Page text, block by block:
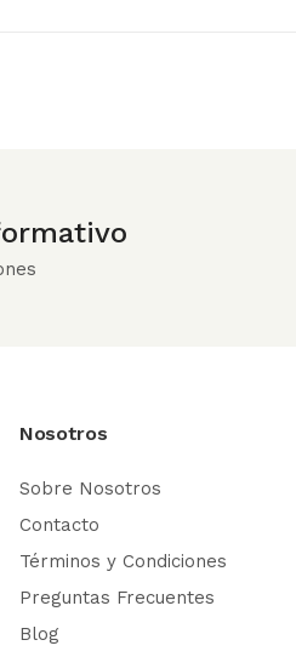
Nosotros
Sobre Nosotros
Contacto
Términos y Condiciones
Preguntas Frecuentes
Blog